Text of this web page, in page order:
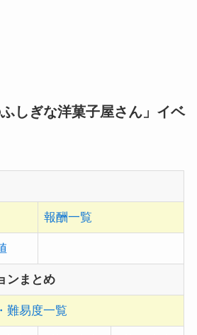
しぎな洋菓子屋さん」イベ
報酬一覧
ンまとめ
難易度一覧